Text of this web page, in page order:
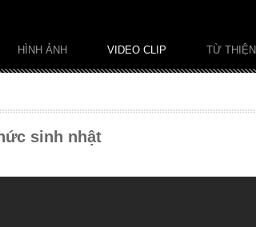
HÌNH ẢNH VIDEO CLIP TỪ THIỆN
sinh nhật